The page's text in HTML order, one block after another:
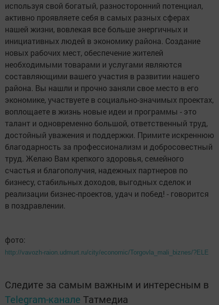
используя свой богатый, разносторонний потенциал,
активно проявляете себя в самых разных сферах
нашей жизни, вовлекая все больше энергичных и
инициативных людей в экономику района. Создание
новых рабочих мест, обеспечение жителей
необходимыми товарами и услугами являются
составляющими вашего участия в развитии нашего
района. Вы нашли и прочно заняли свое место в его
экономике, участвуете в социально-значимых проектах,
воплощаете в жизнь новые идеи и программы - это
талант и одновременно большой, ответственный труд,
достойный уважения и поддержки. Примите искреннюю
благодарность за профессионализм и добросовестный
труд. Желаю Вам крепкого здоровья, семейного
счастья и благополучия, надежных партнеров по
бизнесу, стабильных доходов, выгодных сделок и
реализации бизнес-проектов, удач и побед! - говорится
в поздравлении.
фото:
http://vavozh-raion.udmurt.ru/city/economic/Torgovla_mali_biznes/?ELE
Следите за самым важным и интересным в
Telegram-канале Татмедиа